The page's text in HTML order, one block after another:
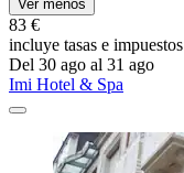
Ver menos
83 €
incluye tasas e impuestos
Del 30 ago al 31 ago
Imi Hotel & Spa